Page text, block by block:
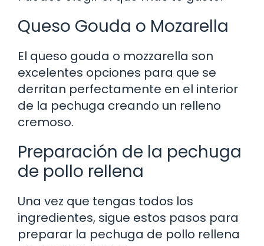
Queso Gouda o Mozarella
El queso gouda o mozzarella son
excelentes opciones para que se
derritan perfectamente en el interior
de la pechuga creando un relleno
cremoso.
Preparación de la pechuga
de pollo rellena
Una vez que tengas todos los
ingredientes, sigue estos pasos para
preparar la pechuga de pollo rellena